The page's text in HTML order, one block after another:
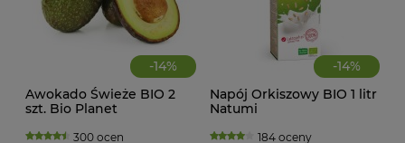
-14%
Awokado Świeże BIO 2
szt. Bio Planet
300 ocen
-14%
Napój Orkiszowy BIO 1 litr
Natumi
184 oceny